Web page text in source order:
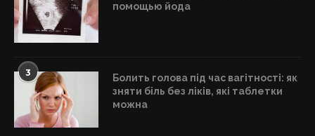
помощью йода
3
Болить голова під час вагітності: як
зняти біль без ліків, які таблетки
можна